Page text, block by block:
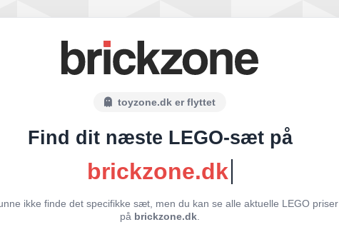
toyzone.dk er flyttet
Find dit næste LEGO-sæt på
brickzone.dk
ikke finde det specifikke sæt, men du kan se alle aktuelle LEGO priser
på brickzone.dk.